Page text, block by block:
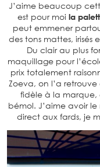
J’aime beaucoup
est pour moi la
peut emmener
des tons mattes, irisés
Du clair au plus
maquillage pour
prix totalement
Zoeva, on l’a
fidèle à la marque,
bémol. J’aime avoir
direct aux fards, je